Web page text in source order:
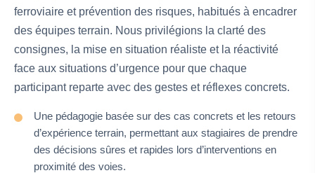
ferroviaire et prévention des risques, habitués à encadrer
des équipes terrain. Nous privilégions la clarté des
consignes, la mise en situation réaliste et la réactivité
face aux situations d’urgence pour que chaque
participant reparte avec des gestes et réflexes concrets.
Une pédagogie basée sur des cas concrets et les retours
d’expérience terrain, permettant aux stagiaires de prendre
des décisions sûres et rapides lors d’interventions en
proximité des voies.